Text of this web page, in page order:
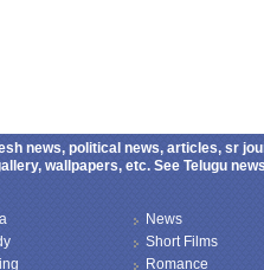
news, political news, articles, sr
wallpapers, etc. See Telugu
News
Short Films
Romance